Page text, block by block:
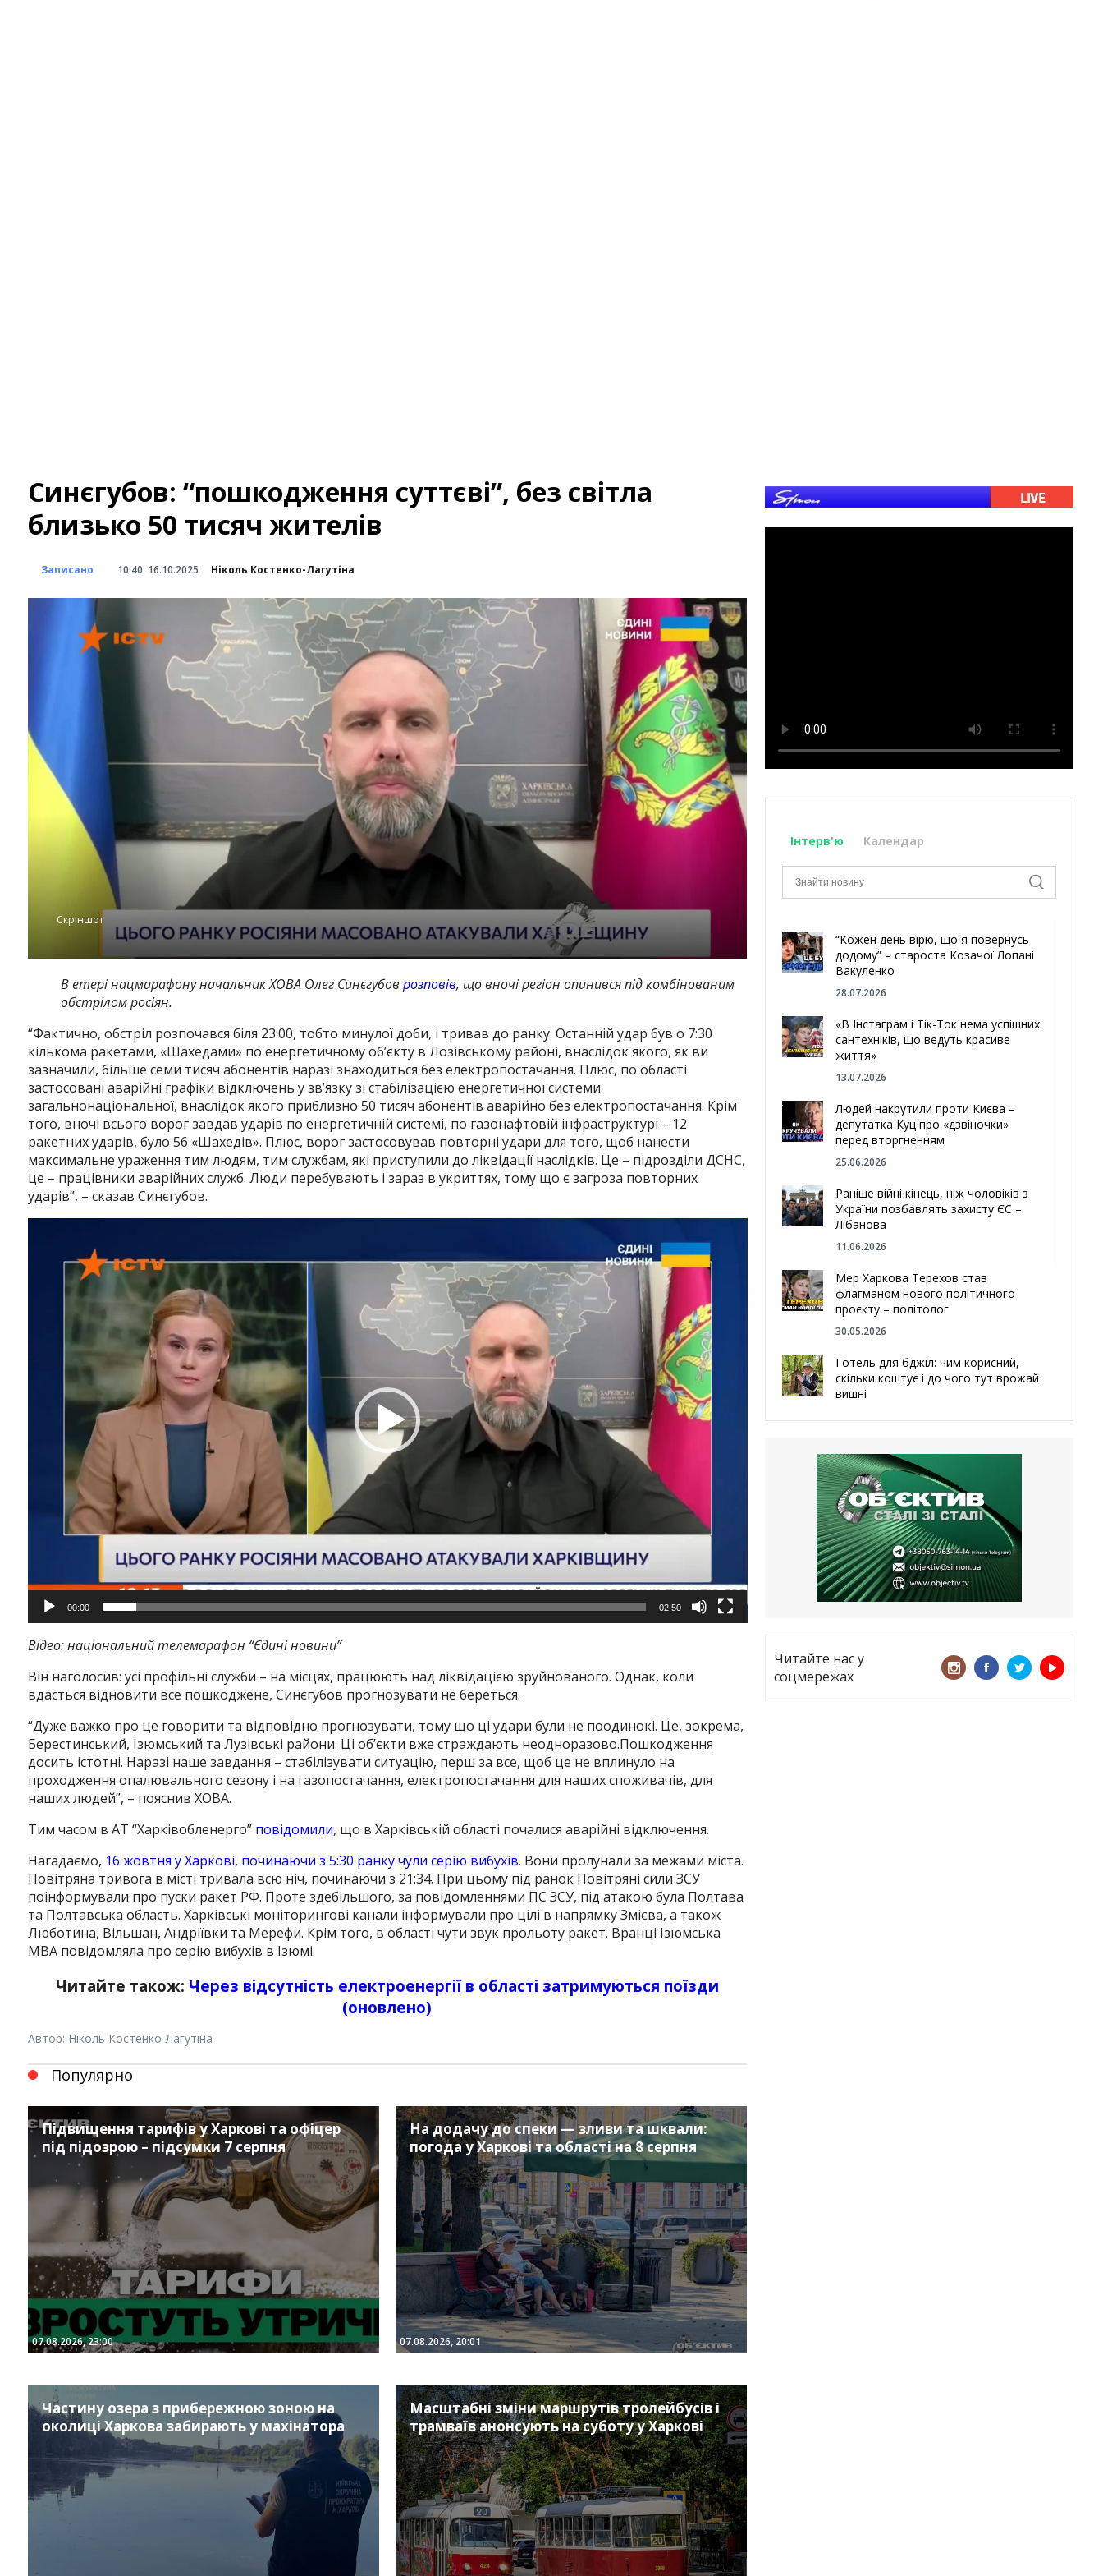
Синєгубов: “пошкодження суттєві”, без світла
близько 50 тисяч жителів
Записано 10:40 16.10.2025 Ніколь Костенко-Лагутіна
Скріншот
В етері нацмарафону начальник ХОВА Олег Синєгубов розповів, що вночі регіон опинився під комбінованим
обстрілом росіян.
“Фактично, обстріл розпочався біля 23:00, тобто минулої доби, і тривав до ранку. Останній удар був о 7:30
кількома ракетами, «Шахедами» по енергетичному об’єкту в Лозівському районі, внаслідок якого, як ви
зазначили, більше семи тисяч абонентів наразі знаходиться без електропостачання. Плюс, по області
застосовані аварійні графіки відключень у зв’язку зі стабілізацією енергетичної системи
загальнонаціональної, внаслідок якого приблизно 50 тисяч абонентів аварійно без електропостачання. Крім
того, вночі всього ворог завдав ударів по енергетичній системі, по газонафтовій інфраструктурі – 12
ракетних ударів, було 56 «Шахедів». Плюс, ворог застосовував повторні удари для того, щоб нанести
максимальне ураження тим людям, тим службам, які приступили до ліквідації наслідків. Це – підрозділи ДСНС,
це – працівники аварійних служб. Люди перебувають і зараз в укриттях, тому що є загроза повторних
ударів”, – сказав Синєгубов.
00:00 02:50
Відео: національний телемарафон “Єдині новини”
Він наголосив: усі профільні служби – на місцях, працюють над ліквідацією зруйнованого. Однак, коли
вдасться відновити все пошкоджене, Синєгубов прогнозувати не береться.
“Дуже важко про це говорити та відповідно прогнозувати, тому що ці удари були не поодинокі. Це, зокрема,
Берестинський, Ізюмський та Лузівські райони. Ці об’єкти вже страждають неодноразово.Пошкодження
досить істотні. Наразі наше завдання – стабілізувати ситуацію, перш за все, щоб це не вплинуло на
проходження опалювального сезону і на газопостачання, електропостачання для наших споживачів, для
наших людей”, – пояснив ХОВА.
Тим часом в АТ “Харківобленерго” повідомили, що в Харківській області почалися аварійні відключення.
Нагадаємо, 16 жовтня у Харкові, починаючи з 5:30 ранку чули серію вибухів. Вони пролунали за межами міста.
Повітряна тривога в місті тривала всю ніч, починаючи з 21:34. При цьому під ранок Повітряні сили ЗСУ
поінформували про пуски ракет РФ. Проте здебільшого, за повідомленнями ПС ЗСУ, під атакою була Полтава
та Полтавська область. Харківські моніторингові канали інформували про цілі в напрямку Змієва, а також
Люботина, Вільшан, Андріївки та Мерефи. Крім того, в області чути звук прольоту ракет. Вранці Ізюмська
МВА повідомляла про серію вибухів в Ізюмі.
Читайте також: Через відсутність електроенергії в області затримуються поїзди
(оновлено)
Автор: Ніколь Костенко-Лагутіна
Популярно
Підвищення тарифів у Харкові та офіцер
під підозрою – підсумки 7 серпня
07.08.2026, 23:00
На додачу до спеки — зливи та шквали:
погода у Харкові та області на 8 серпня
07.08.2026, 20:01
Частину озера з прибережною зоною на
околиці Харкова забирають у махінатора
Масштабні зміни маршрутів тролейбусів і
трамваїв анонсують на суботу у Харкові
Інтерв'ю Календар
“Кожен день вірю, що я повернусь
додому” – староста Козачої Лопані
Вакуленко
28.07.2026
«В Інстаграм і Тік-Ток нема успішних
сантехніків, що ведуть красиве
життя»
13.07.2026
Людей накрутили проти Києва –
депутатка Куц про «дзвіночки»
перед вторгненням
25.06.2026
Раніше війні кінець, ніж чоловіків з
України позбавлять захисту ЄС –
Лібанова
11.06.2026
Мер Харкова Терехов став
флагманом нового політичного
проєкту – політолог
30.05.2026
Готель для бджіл: чим корисний,
скільки коштує і до чого тут врожай
вишні
Чугуєва, міста, яке встояло попри
все
21.05.2026
«ТЦК порушує закон? Нехай
платять!» Як завдяки штрафу жінку
виключили з обліку
15.05.2026
Читайте нас у
соцмережах